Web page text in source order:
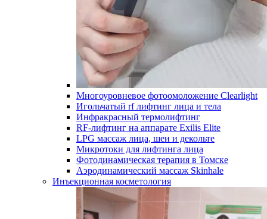
Многоуровневое фотоомоложение Clearlight
Игольчатый rf лифтинг лица и тела
Инфракрасный термолифтинг
RF-лифтинг на аппарате Exilis Elite
LPG массаж лица, шеи и декольте
Микротоки для лифтинга лица
Фотодинамическая терапия в Томске
Аэродинамический массаж Skinhale
Инъекционная косметология